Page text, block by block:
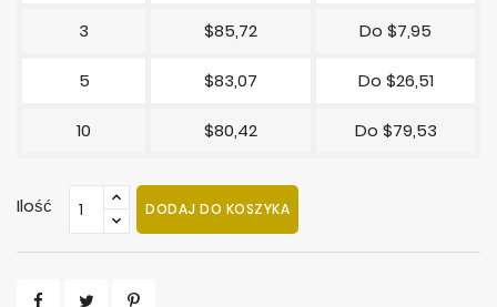
3 $85,72 Do $7,95
5 $83,07 Do $26,51
10 $80,42 Do $79,53
Ilość DODAJ DO KOSZYKA